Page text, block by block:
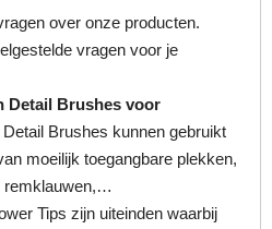
over onze producten.
vragen voor je
Detail Brushes voor
Brushes kunnen gebruikt
moeilijk toegangbare plekken,
remklauwen,…
Tips zijn uiteinden waarbij